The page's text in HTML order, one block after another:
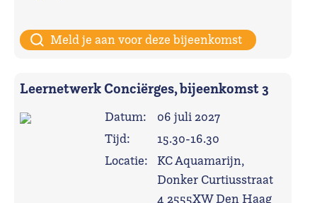
Meld je aan voor deze bijeenkomst
Leernetwerk Conciërges, bijeenkomst 3
Datum:
06 juli 2027
Tijd:
15.30-16.30
Locatie:
KC Aquamarijn,
Donker Curtiusstraat
4 2555XW Den Haag